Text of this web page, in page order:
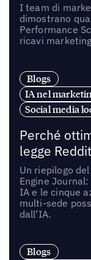
I team di
dimostrano
Performance
ricavi
Blogs
IA nel
Social media
Perché
legge
Un riepilogo
Engine
IA e le cinque
multi-sede
dall’IA.
Blogs